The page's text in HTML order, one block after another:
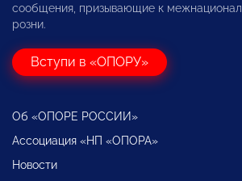
сообщения, призывающие к
розни.
Вступи в «ОПОРУ»
Об «ОПОРЕ РОССИИ»
Ассоциация «НП «ОПОРА»
Новости